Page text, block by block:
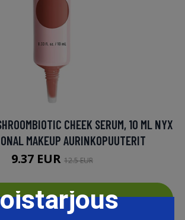
CHEEK SERUM, 10 ML NYX
MAKEUP AURINKOPUUTERIT
9.37 EUR 12.5 EUR
LISÄTIETOJA